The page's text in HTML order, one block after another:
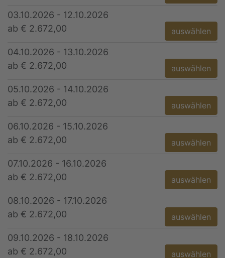
03.10.2026 - 12.10.2026
ab € 2.672,00
auswählen
04.10.2026 - 13.10.2026
ab € 2.672,00
auswählen
05.10.2026 - 14.10.2026
ab € 2.672,00
auswählen
06.10.2026 - 15.10.2026
ab € 2.672,00
auswählen
07.10.2026 - 16.10.2026
ab € 2.672,00
auswählen
08.10.2026 - 17.10.2026
ab € 2.672,00
auswählen
09.10.2026 - 18.10.2026
ab € 2.672,00
auswählen